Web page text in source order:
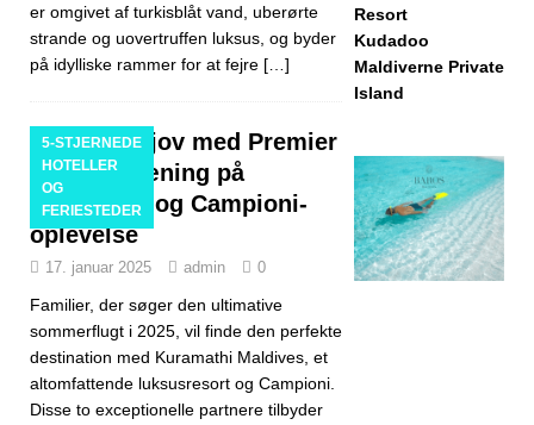
er omgivet af turkisblåt vand, uberørte
strande og uovertruffen luksus, og byder
på idylliske rammer for at fejre […]
5-STJERNEDE
HOTELLER
OG
FERIESTEDER
Familiesjov med Premier
League-træning på
Kuramathi og Campioni-
oplevelse
17. januar 2025 admin 0
Familier, der søger den ultimative
sommerflugt i 2025, vil finde den perfekte
destination med Kuramathi Maldives, et
altomfattende luksusresort og Campioni.
Disse to exceptionelle partnere tilbyder
Resort
Kudadoo
Maldiverne Private
Island